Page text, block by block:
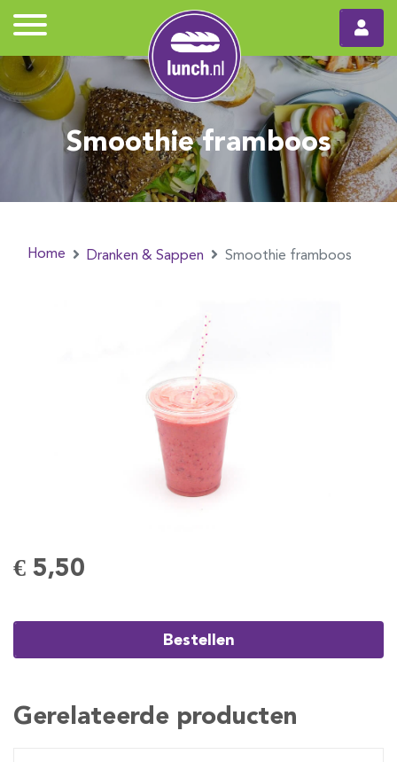
Smoothie framboos
Home Dranken & Sappen Smoothie framboos
€ 5,50
Bestellen
Gerelateerde producten